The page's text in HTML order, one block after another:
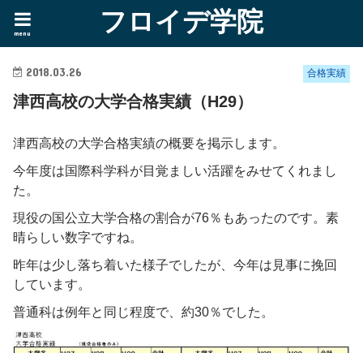
フロイデ学院
menu
合格実績
2018.03.26
津西高校の大学合格実績（H29）
津西高校の大学合格実績の概要を掲示します。
今年度は国際科学科が目覚ましい活躍をみせてくれまし
た。
現役の国公立大学合格の割合が76％もあったのです。素
晴らしい数字ですね。
昨年は少し落ち着いた様子でしたが、今年は見事に挽回
しています。
普通科は例年と同じ程度で、約30％でした。